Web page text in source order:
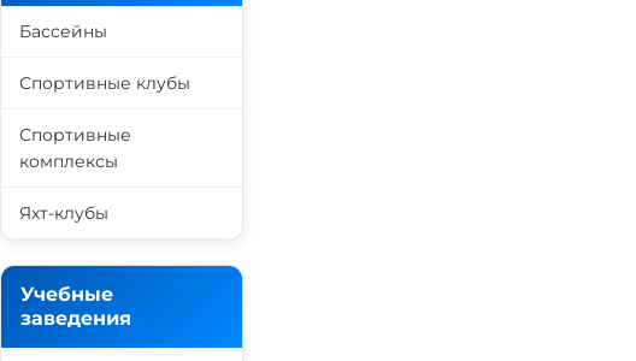
Бассейны
Спортивные клубы
Спортивные
комплексы
Яхт-клубы
Учебные
заведения